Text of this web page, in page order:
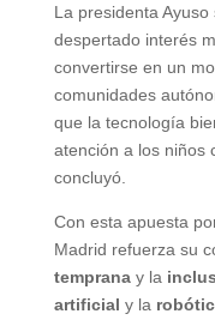
La presidenta
despertado interés
convertirse en un
comunidades
que la tecnología
atención a los niños
concluyó.
Con esta apuesta
Madrid refuerza su
tempranay la
artificial y la